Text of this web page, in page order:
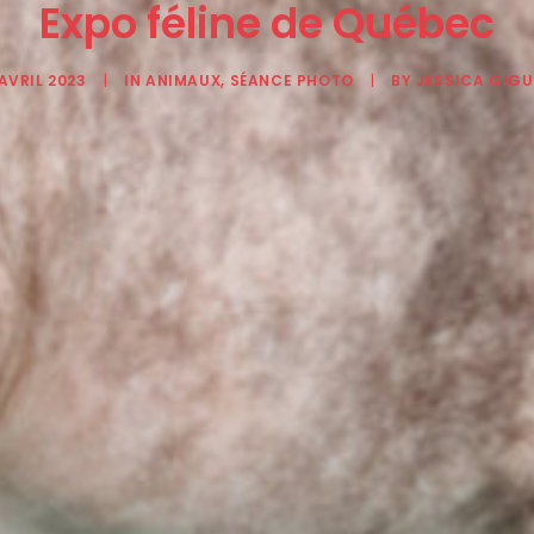
Expo féline de Québec
2023 | INANIMAUX, SÉANCE PHOTO | BYJESSICA